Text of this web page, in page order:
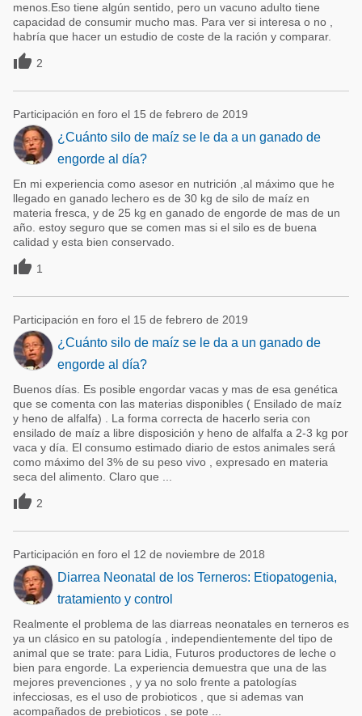
menos.Eso tiene algún sentido, pero un vacuno adulto tiene
capacidad de consumir mucho mas. Para ver si interesa o no ,
habría que hacer un estudio de coste de la ración y comparar.
 2
Participación en foro el 15 de febrero de 2019
¿Cuánto silo de maíz se le da a un ganado de
engorde al día?
En mi experiencia como asesor en nutrición ,al máximo que he
llegado en ganado lechero es de 30 kg de silo de maíz en
materia fresca, y de 25 kg en ganado de engorde de mas de un
año. estoy seguro que se comen mas si el silo es de buena
calidad y esta bien conservado.
 1
Participación en foro el 15 de febrero de 2019
¿Cuánto silo de maíz se le da a un ganado de
engorde al día?
Buenos días. Es posible engordar vacas y mas de esa genética
que se comenta con las materias disponibles ( Ensilado de maíz
y heno de alfalfa) . La forma correcta de hacerlo seria con
ensilado de maíz a libre disposición y heno de alfalfa a 2-3 kg por
vaca y día. El consumo estimado diario de estos animales será
como máximo del 3% de su peso vivo , expresado en materia
seca del alimento. Claro que ...
 2
Participación en foro el 12 de noviembre de 2018
Diarrea Neonatal de los Terneros: Etiopatogenia,
tratamiento y control
Realmente el problema de las diarreas neonatales en terneros es
ya un clásico en su patología , independientemente del tipo de
animal que se trate: para Lidia, Futuros productores de leche o
bien para engorde. La experiencia demuestra que una de las
mejores prevenciones , y ya no solo frente a patologías
infecciosas, es el uso de probioticos , que si ademas van
acompañados de prebioticos , se pote ...